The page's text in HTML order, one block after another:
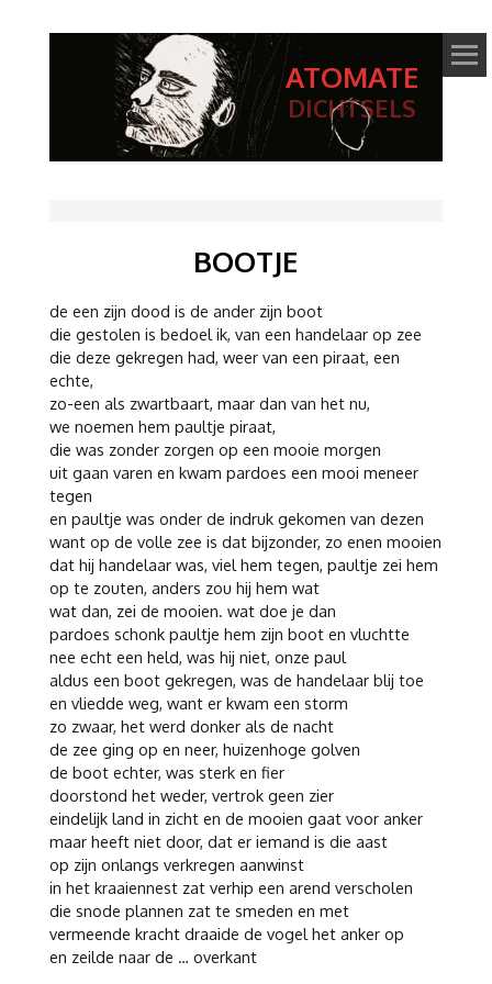
ATOMATE
DICHTSELS
BOOTJE
de een zijn dood is de ander zijn boot
die gestolen is bedoel ik, van een handelaar op zee
die deze gekregen had, weer van een piraat, een
echte,
zo-een als zwartbaart, maar dan van het nu,
we noemen hem paultje piraat,
die was zonder zorgen op een mooie morgen
uit gaan varen en kwam pardoes een mooi meneer
tegen
en paultje was onder de indruk gekomen van dezen
want op de volle zee is dat bijzonder, zo enen mooien
dat hij handelaar was, viel hem tegen, paultje zei hem
op te zouten, anders zou hij hem wat
wat dan, zei de mooien. wat doe je dan
pardoes schonk paultje hem zijn boot en vluchtte
nee echt een held, was hij niet, onze paul
aldus een boot gekregen, was de handelaar blij toe
en vliedde weg, want er kwam een storm
zo zwaar, het werd donker als de nacht
de zee ging op en neer, huizenhoge golven
de boot echter, was sterk en fier
doorstond het weder, vertrok geen zier
eindelijk land in zicht en de mooien gaat voor anker
maar heeft niet door, dat er iemand is die aast
op zijn onlangs verkregen aanwinst
in het kraaiennest zat verhip een arend verscholen
die snode plannen zat te smeden en met
vermeende kracht draaide de vogel het anker op
en zeilde naar de … overkant